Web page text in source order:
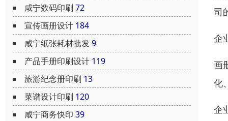
咸宁数码印刷 72
宣传画册设计 184
咸宁纸张耗材批发9
产品手册印刷设计 119
旅游纪念册印刷 13
菜谱设计印刷 120
咸宁商务快印 39
司
企
画
化
企